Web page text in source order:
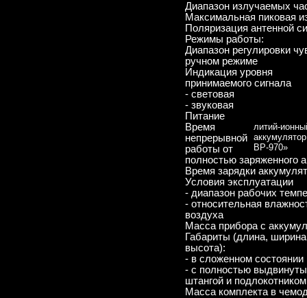
Диапазон излучаемых
Максимальная пиковая
Поляризация антенной
Режимы работы:
Диапазон регулировки
ручном режиме
Индикация уровня
принимаемого сигнала
- световая
- звуковая
Питание
литий-
BP-970»
Время
непрерывной
работы от
полностью заряженного
Время зарядки
Условия эксплуатации
- диапазон рабочих
- относительная
воздуха
Масса прибора с
Габариты (длина,
высота):
- в сложенном состоянии
- с полностью
штангой и
Масса комплекта в